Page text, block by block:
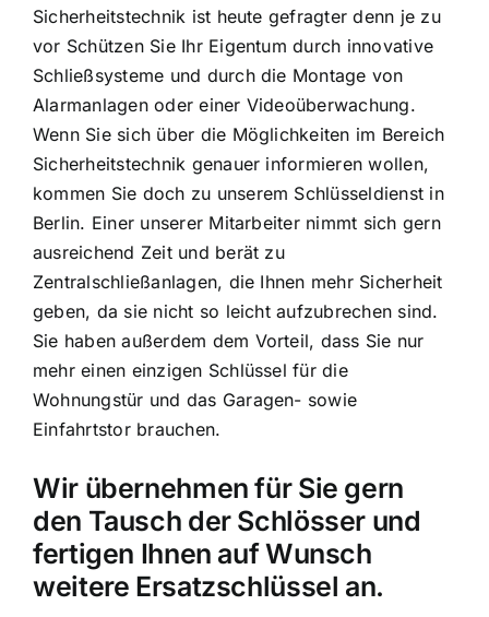
Sicherheitstechnik ist heute gefragter denn je zu
vor Schützen Sie Ihr Eigentum durch innovative
Schließsysteme und durch die Montage von
Alarmanlagen oder einer Videoüberwachung.
Wenn Sie sich über die Möglichkeiten im Bereich
Sicherheitstechnik genauer informieren wollen,
kommen Sie doch zu unserem Schlüsseldienst in
Berlin. Einer unserer Mitarbeiter nimmt sich gern
ausreichend Zeit und berät zu
Zentralschließanlagen, die Ihnen mehr Sicherheit
geben, da sie nicht so leicht aufzubrechen sind.
Sie haben außerdem dem Vorteil, dass Sie nur
mehr einen einzigen Schlüssel für die
Wohnungstür und das Garagen- sowie
Einfahrtstor brauchen.
Wir übernehmen für Sie gern
den Tausch der Schlösser und
fertigen Ihnen auf Wunsch
weitere Ersatzschlüssel an.